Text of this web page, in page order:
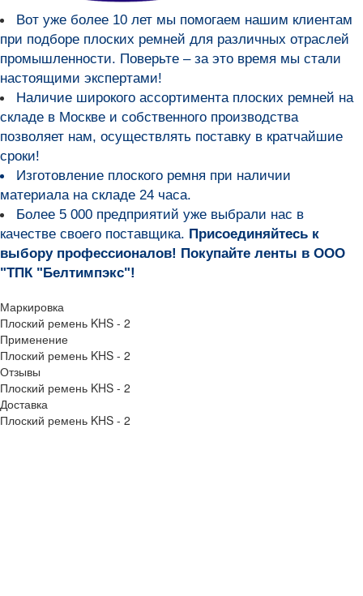
Вот уже более 10 лет мы помогаем нашим клиентам
при подборе плоских ремней для различных отраслей
промышленности. Поверьте – за это время мы стали
настоящими экспертами!
Наличие широкого ассортимента плоских ремней на
складе в Москве и собственного производства
позволяет нам, осуществлять поставку в кратчайшие
сроки!
Изготовление плоского ремня при наличии
материала на складе 24 часа.
Более 5 000 предприятий уже выбрали нас в
качестве своего поставщика. Присоединяйтесь к
выбору профессионалов! Покупайте ленты в ООО
"ТПК "Белтимпэкс"!
Маркировка
Плоский ремень KHS - 2
Применение
Плоский ремень KHS - 2
Отзывы
Плоский ремень KHS - 2
Доставка
Плоский ремень KHS - 2